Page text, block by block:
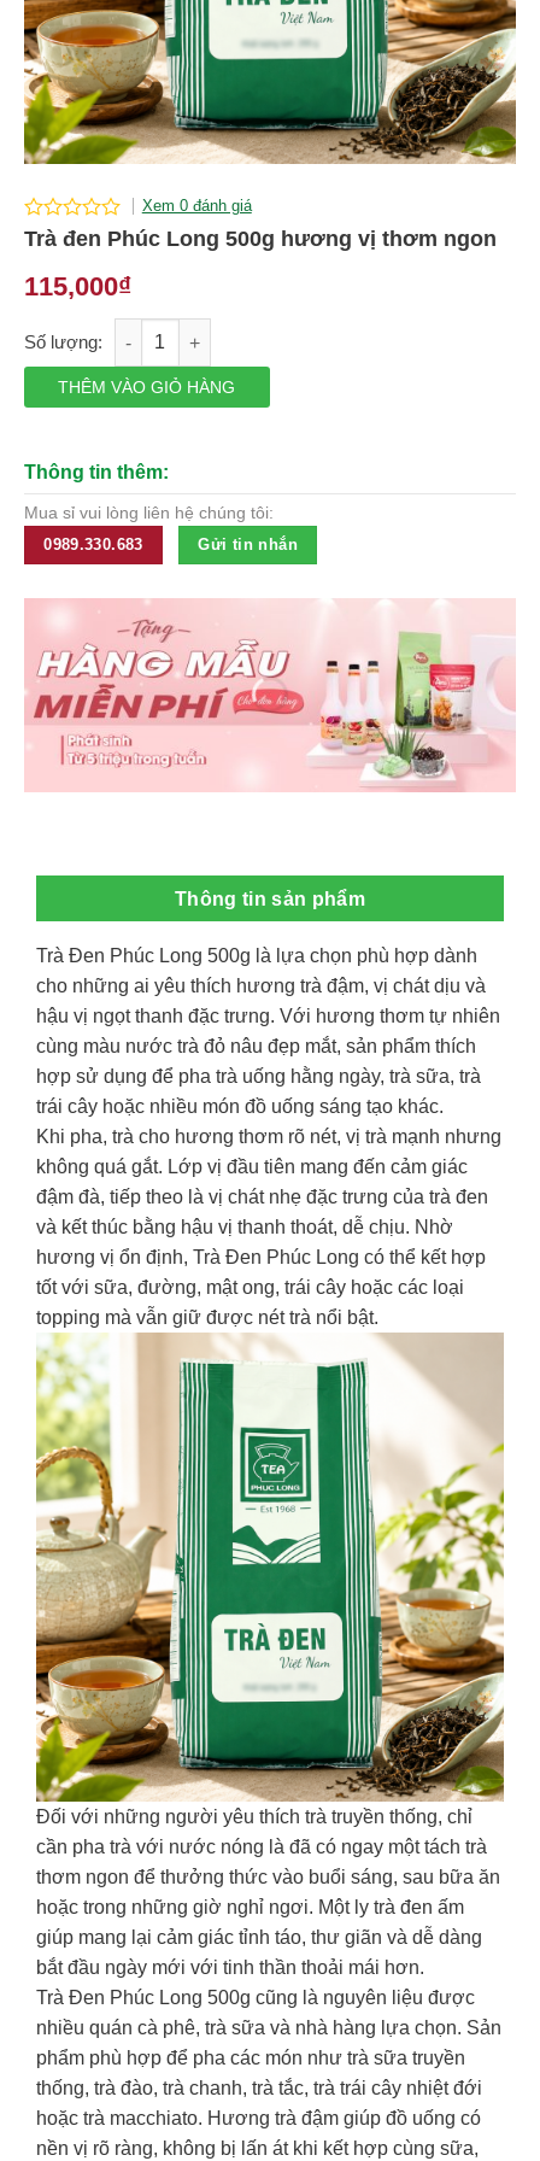
0
of
5
Xem 0 đánh giá
Trà đen Phúc Long 500g hương vị thơm ngon
115,000₫
Trà đen Phúc Long 500g hương vị thơm ngon số lượng
THÊM VÀO GIỎ HÀNG
Thông tin thêm:
Mua sỉ vui lòng liên hệ chúng tôi:
0989.330.683
Gửi tin nhắn
Thông tin sản phẩm
Trà Đen Phúc Long 500g là lựa chọn phù hợp dành
cho những ai yêu thích hương trà đậm, vị chát dịu và
hậu vị ngọt thanh đặc trưng. Với hương thơm tự nhiên
cùng màu nước trà đỏ nâu đẹp mắt, sản phẩm thích
hợp sử dụng để pha trà uống hằng ngày, trà sữa, trà
trái cây hoặc nhiều món đồ uống sáng tạo khác.
Khi pha, trà cho hương thơm rõ nét, vị trà mạnh nhưng
không quá gắt. Lớp vị đầu tiên mang đến cảm giác
đậm đà, tiếp theo là vị chát nhẹ đặc trưng của trà đen
và kết thúc bằng hậu vị thanh thoát, dễ chịu. Nhờ
hương vị ổn định, Trà Đen Phúc Long có thể kết hợp
tốt với sữa, đường, mật ong, trái cây hoặc các loại
topping mà vẫn giữ được nét trà nổi bật.
Đối với những người yêu thích trà truyền thống, chỉ
cần pha trà với nước nóng là đã có ngay một tách trà
thơm ngon để thưởng thức vào buổi sáng, sau bữa ăn
hoặc trong những giờ nghỉ ngơi. Một ly trà đen ấm
giúp mang lại cảm giác tỉnh táo, thư giãn và dễ dàng
bắt đầu ngày mới với tinh thần thoải mái hơn.
Trà Đen Phúc Long 500g cũng là nguyên liệu được
nhiều quán cà phê, trà sữa và nhà hàng lựa chọn. Sản
phẩm phù hợp để pha các món như trà sữa truyền
thống, trà đào, trà chanh, trà tắc, trà trái cây nhiệt đới
hoặc trà macchiato. Hương trà đậm giúp đồ uống có
nền vị rõ ràng, không bị lấn át khi kết hợp cùng sữa,